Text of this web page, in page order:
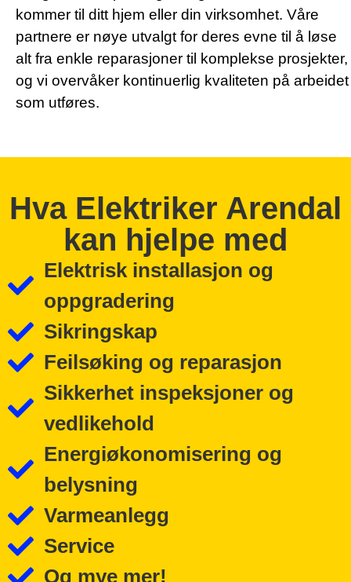
kommer til ditt hjem eller din virksomhet. Våre
partnere er nøye utvalgt for deres evne til å løse
alt fra enkle reparasjoner til komplekse prosjekter,
og vi overvåker kontinuerlig kvaliteten på arbeidet
som utføres.
Hva Elektriker Arendal
kan hjelpe med
Elektrisk installasjon og
oppgradering
Sikringskap
Feilsøking og reparasjon
Sikkerhet inspeksjoner og
vedlikehold
Energiøkonomisering og
belysning
Varmeanlegg
Service
Og mye mer!